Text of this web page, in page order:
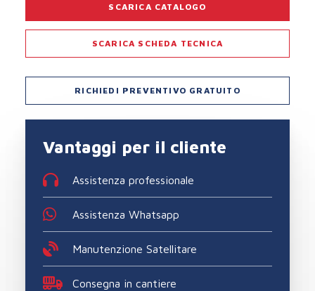
SCARICA CATALOGO
SCARICA SCHEDA TECNICA
RICHIEDI PREVENTIVO GRATUITO
Vantaggi per il cliente
Assistenza professionale
Assistenza Whatsapp
Manutenzione Satellitare
Consegna in cantiere